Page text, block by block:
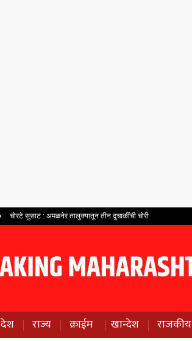
चोरटे सुसाट : अमळनेर तालुक्यातून तीन दुचाकींची चोरी
देश राज्य क्राईम खान्देश राजकीय